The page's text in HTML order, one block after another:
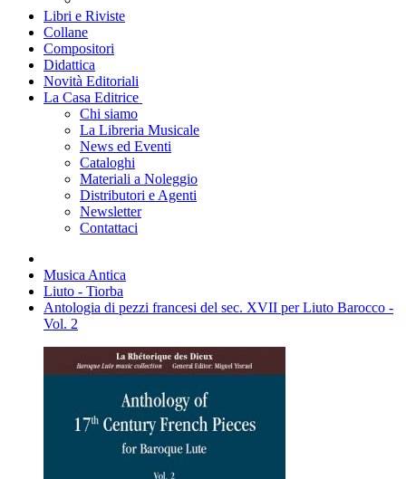
Libri e Riviste
Collane
Compositori
Didattica
Novità Editoriali
La Casa Editrice
Chi siamo
La Libreria Musicale
News ed Eventi
Cataloghi
Materiali a Noleggio
Distributori e Agenti
Newsletter
Contattaci
Musica Antica
Liuto - Tiorba
Antologia di pezzi francesi del sec. XVII per Liuto Barocco -
Vol. 2